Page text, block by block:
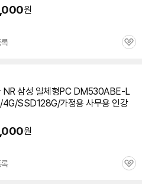
원
관
이 NR 삼성 일체형PC DM530ABE-L
SSD128G/가정용 사무용 인강
원
관